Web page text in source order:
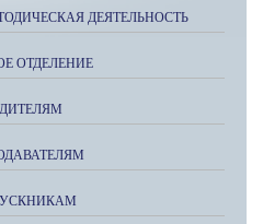
ДЕЯТЕЛЬНОСТЬ
ОТДЕЛЕНИЕ